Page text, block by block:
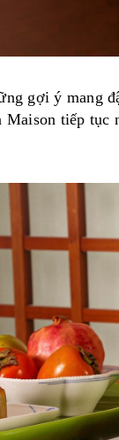
gợi ý mang
Maison tiếp tục